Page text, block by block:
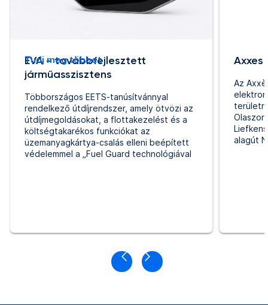
EVA - továbbfejlesztett
járműasszisztens
Többországos EETS-tanúsítvánnyal
rendelkező útdíjrendszer, amely ötvözi az
útdíjmegoldásokat, a flottakezelést és a
költségtakarékos funkciókat az
üzemanyagkártya-csalás elleni beépített
védelemmel a „Fuel Guard technológiával
Tudj meg többet Axxes
Az
alagút